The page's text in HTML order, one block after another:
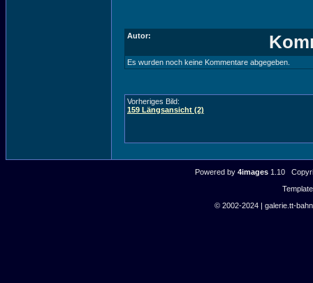
Autor:
Es wurden noch keine Kommentare abgegeben.
Vorheriges Bild:
159 Längsansicht (2)
Powered by4images 1.10
© 2002-2024 | galerie.tt-